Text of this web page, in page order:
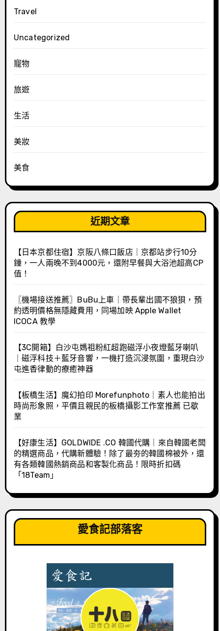
Travel
Uncategorized
寵物
旅遊
生活
美妝
美食
近期文章
【日本京都住宿】京阪八條口飯店｜京都站步行10分
鐘，一人兩晚不到4000元，還附早餐與大浴池超高CP
值！
〖機場接送推薦〗BuBu上車｜帶長輩出國不狼狽，預
約透明價格無隱藏費用，同場加映 Apple Wallet
ICOCA 教學
【3C開箱】白沙屯媽祖粉紅超跑磁浮小夜燈藍牙喇叭
｜磁浮科技＋藍牙音響，一機打造沉浸氛圍，重現白沙
屯進香律動的療癒神器
【板橋生活】魔幻拍印 Morefunphoto｜素人也能拍出
時尚形象照，平價且親民的板橋攝影工作室推薦 已歇
業
【好康生活】GOLDWIDE .CO 韓國代購｜來自韓國老闆
的精選商品，代購新體驗！除了最夯的韓國棉被外，還
有各類韓國熱銷商品和客製化商品！限時折扣碼
「18Team」
愛食記部落客